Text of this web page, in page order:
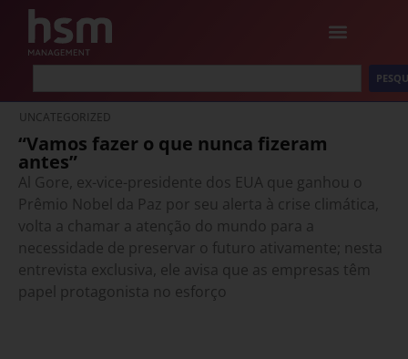
UNCATEGORIZED
“Vamos fazer o que nunca fizeram
antes”
Al Gore, ex-vice-presidente dos EUA que ganhou o
Prêmio Nobel da Paz por seu alerta à crise climática,
volta a chamar a atenção do mundo para a
necessidade de preservar o futuro ativamente; nesta
entrevista exclusiva, ele avisa que as empresas têm
papel protagonista no esforço